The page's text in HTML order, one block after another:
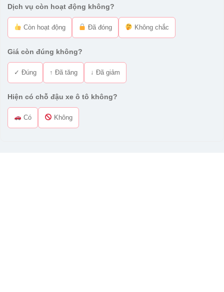
Dịch vụ còn hoạt động không?
Còn hoạt động Đã đóng Không chắc
Giá còn đúng không?
✓ Đúng ↑ Đã tăng ↓ Đã giảm
Hiện có chỗ đậu xe ô tô không?
Có Không